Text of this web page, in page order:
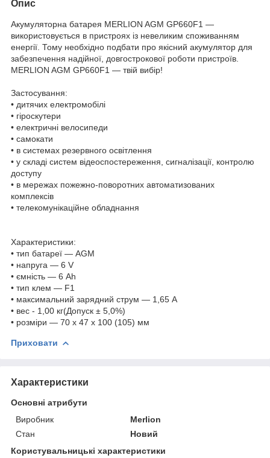
Опис
Акумуляторна батарея MERLION AGM GP660F1 —
використовується в пристроях із невеликим споживанням
енергії. Тому необхідно подбати про якісний акумулятор для
забезпечення надійної, довгострокової роботи пристроїв.
MERLION AGM GP660F1 — твій вибір!
Застосування:
• дитячих електромобілі
• гіроскутери
• електричні велосипеди
• самокати
• в системах резервного освітлення
• у складі систем відеоспостереження, сигналізації, контролю
доступу
• в мережах пожежно-поворотних автоматизованих
комплексів
• телекомунікаційне обладнання
Характеристики:
• тип батареї — AGM
• напруга — 6 V
• ємність — 6 Ah
• тип клем — F1
• максимальний зарядний струм — 1,65 А
• вес - 1,00 кг(Допуск ± 5,0%)
• розміри — 70 x 47 x 100 (105) мм
Приховати
Характеристики
Основні атрибути
Виробник
Merlion
Стан
Новий
Користувальницькі характеристики